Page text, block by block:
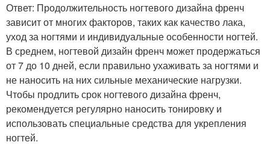
Ответ: Продолжительность ногтевого дизайна френч
зависит от многих факторов, таких как качество лака,
уход за ногтями и индивидуальные особенности ногтей.
В среднем, ногтевой дизайн френч может продержаться
от 7 до 10 дней, если правильно ухаживать за ногтями и
не наносить на них сильные механические нагрузки.
Чтобы продлить срок ногтевого дизайна френч,
рекомендуется регулярно наносить тонировку и
использовать специальные средства для укрепления
ногтей.